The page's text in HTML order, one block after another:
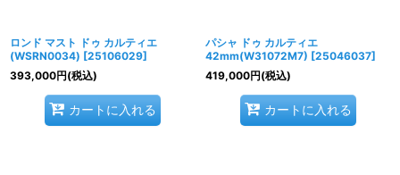
ロンド マスト ドゥ カルティエ
(WSRN0034) [25106029]
393,000円(税込)
カートに入れる
パシャ ドゥ カルティエ
42mm(W31072M7) [25046037]
419,000円(税込)
カートに入れる